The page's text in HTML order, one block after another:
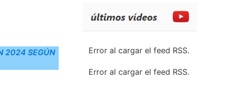
2024 SEGÚN
Error al cargar el feed RSS.
Error al cargar el feed RSS.